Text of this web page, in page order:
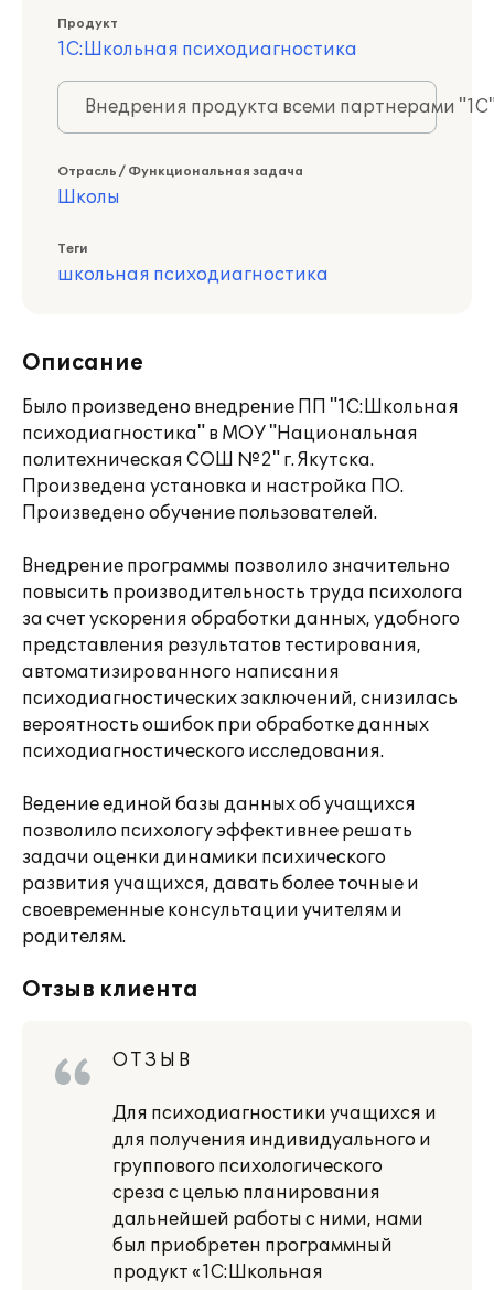
Продукт
1С:Школьная психодиагностика
Внедрения продукта всеми партнерами
Отрасль / Функциональная задача
Школы
Теги
школьная психодиагностика
Описание
Было произведено внедрение ПП "1С:Школьная
психодиагностика" в МОУ "Национальная
политехническая СОШ №2" г. Якутска.
Произведена установка и настройка ПО.
Произведено обучение пользователей.
Внедрение программы позволило значительно
повысить производительность труда психолога
за счет ускорения обработки данных, удобного
представления результатов тестирования,
автоматизированного написания
психодиагностических заключений, снизилась
вероятность ошибок при обработке данных
психодиагностического исследования.
Ведение единой базы данных об учащихся
позволило психологу эффективнее решать
задачи оценки динамики психического
развития учащихся, давать более точные и
своевременные консультации учителям и
родителям.
Отзыв клиента
О Т З Ы В
Для психодиагностики учащихся и
для получения индивидуального и
группового психологического
среза с целью планирования
дальнейшей работы с ними, нами
был приобретен программный
продукт «1С:Школьная